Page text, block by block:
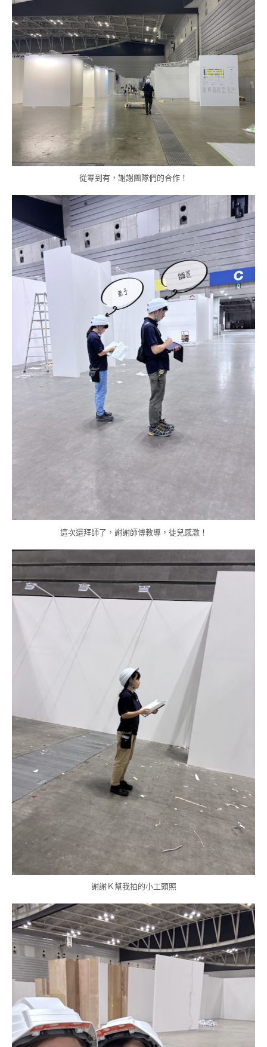
從零到有，謝謝團隊們的合作！
這次還拜師了，謝謝師傅教導，徒兒感激！
謝謝Ｋ幫我拍的小工頭照